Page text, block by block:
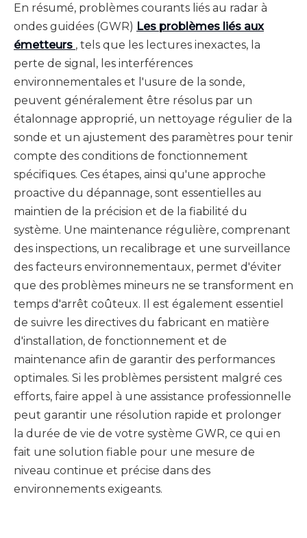
En résumé, problèmes courants liés au radar à
ondes guidées (GWR) Les problèmes liés aux
émetteurs , tels que les lectures inexactes, la
perte de signal, les interférences
environnementales et l'usure de la sonde,
peuvent généralement être résolus par un
étalonnage approprié, un nettoyage régulier de la
sonde et un ajustement des paramètres pour tenir
compte des conditions de fonctionnement
spécifiques. Ces étapes, ainsi qu'une approche
proactive du dépannage, sont essentielles au
maintien de la précision et de la fiabilité du
système. Une maintenance régulière, comprenant
des inspections, un recalibrage et une surveillance
des facteurs environnementaux, permet d'éviter
que des problèmes mineurs ne se transforment en
temps d'arrêt coûteux. Il est également essentiel
de suivre les directives du fabricant en matière
d'installation, de fonctionnement et de
maintenance afin de garantir des performances
optimales. Si les problèmes persistent malgré ces
efforts, faire appel à une assistance professionnelle
peut garantir une résolution rapide et prolonger
la durée de vie de votre système GWR, ce qui en
fait une solution fiable pour une mesure de
niveau continue et précise dans des
environnements exigeants.